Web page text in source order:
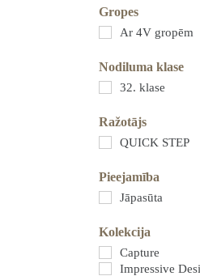
Gropes
Ar 4V gropēm
Nodiluma klase
32. klase
Ražotājs
QUICK STEP
Pieejamība
Jāpasūta
Kolekcija
Capture
Impressive